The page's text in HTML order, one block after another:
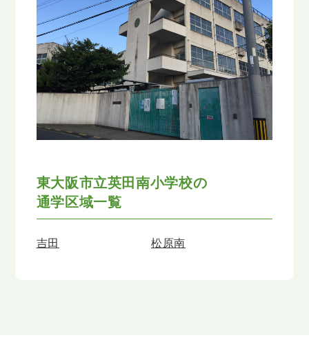
東大阪市立英田南小学校の
通学区域一覧
吉田 松原南